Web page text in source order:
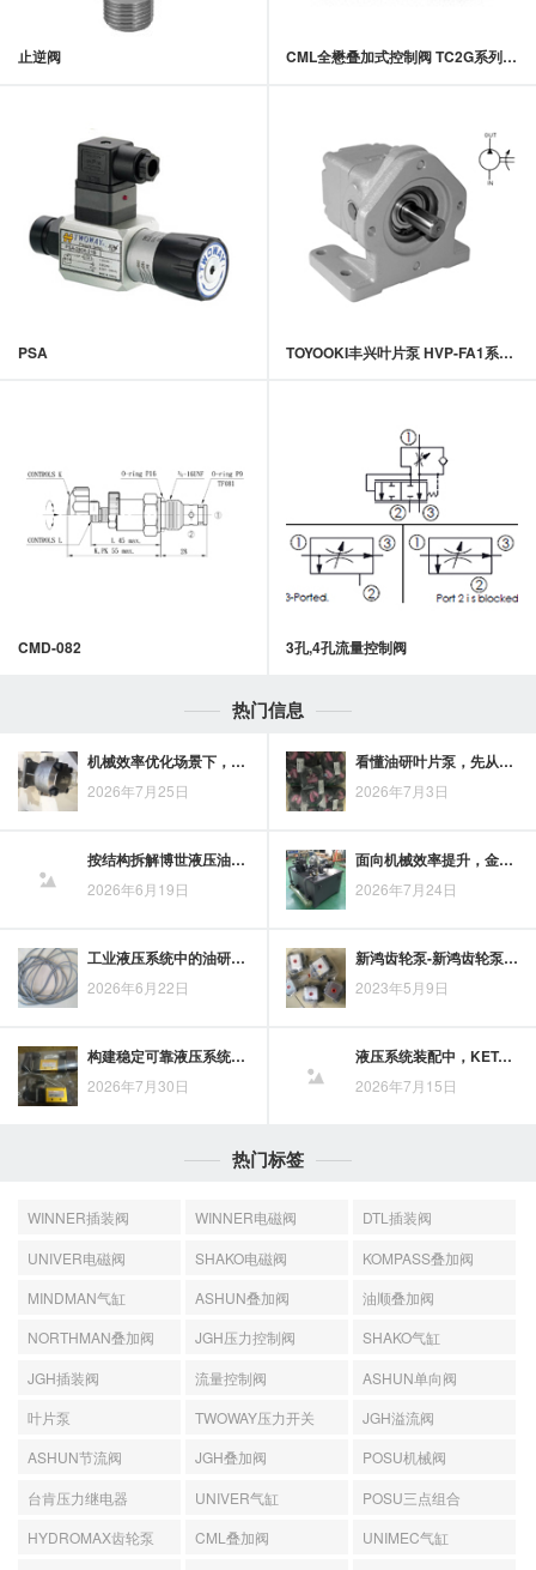
止逆阀 CML全懋叠加式控制阀 TC2G系列积层式附止回流控制阀
PSA TOYOOKI丰兴叶片泵 HVP-FA1系列定量叶片泵
CMD-082 3孔,4孔流量控制阀
热门信息
机械效率优化场景下，KCC柱塞油缸的应用考量
2026年7月25日
看懂油研叶片泵，先从结构原理、供油特性与适配场景说起
2026年7月3日
按结构拆解博世液压油缸工作原理，缸筒、活塞与密封件各司其职
2026年6月19日
面向机械效率提升，金器阻挡气缸提供新的挡停思路
2026年7月24日
工业液压系统中的油研叶片泵，稳定供油与低噪运行的基础支撑
2026年6月22日
新鸿齿轮泵-新鸿齿轮泵的结构及规格
2023年5月9日
构建稳定可靠液压系统，如何发挥磐龙插装阀的高性能优势
2026年7月30日
液压系统装配中，KETA插装阀的阀块加工、密封与清洁度如何把控？
2026年7月15日
热门标签
WINNER插装阀 WINNER电磁阀
DTL插装阀
UNIVER电磁阀
SHAKO电磁阀
KOMPASS叠加阀
MINDMAN气缸
ASHUN叠加阀
油顺叠加阀
NORTHMAN叠加阀
JGH压力控制阀
SHAKO气缸
JGH插装阀
流量控制阀
ASHUN单向阀
叶片泵
TWOWAY压力开关
JGH溢流阀
ASHUN节流阀
JGH叠加阀
POSU机械阀
台肯压力继电器
UNIVER气缸
POSU三点组合
HYDROMAX齿轮泵
CML叠加阀
UNIMEC气缸